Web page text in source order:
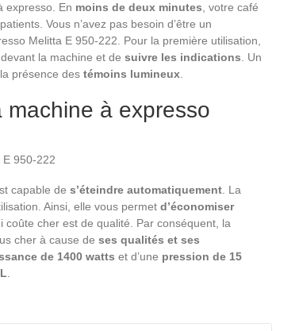
expresso. En moins de deux minutes , votre café
Vous n’avez pas besoin d’être un
Melitta E 950-222. Pour la première utilisation,
la machine et de suivre les indications . Un
présence des témoins lumineux
à expresso
capable de s’éteindre automatiquement . La
Ainsi, elle vous permet d’économiser
coûte cher est de qualité. Par conséquent, la
cher à cause de ses qualités et ses
de 1400 watts et d’une pression de 15